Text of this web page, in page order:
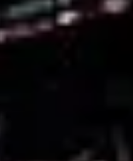
Jak
W wielu